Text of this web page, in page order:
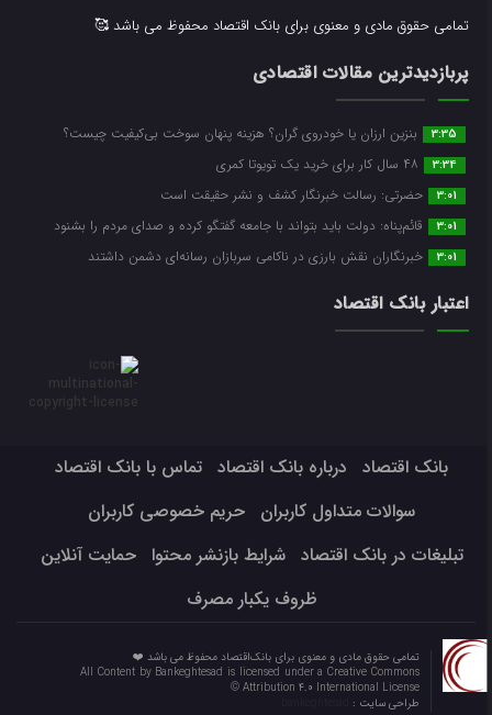
تمامی حقوق مادی و معنوی برای بانک اقتصاد محفوظ می باشد 🥰
پربازدیدترین مقالات اقتصادی
3:35 بنزین ارزان یا خودروی گران؟ هزینه پنهان سوخت بی‌کیفیت چیست؟
3:34 ۴۸ سال کار برای خرید یک تویوتا کمری
3:01 حضرتی: رسالت خبرنگار کشف و نشر حقیقت است
3:01 قائم‌پناه: دولت باید بتواند با جامعه گفتگو کرده و صدای مردم را بشنود
3:01 خبرنگاران نقش بارزی در ناکامی سربازان رسانه‌ای دشمن داشتند
اعتبار بانک اقتصاد
بانک اقتصاد درباره بانک اقتصاد
تماس با بانک اقتصاد
سوالات متداول کاربران
حریم خصوصی کاربران
تبلیغات در بانک اقتصاد
شرایط بازنشر محتوا
حمایت آنلاین
ظروف یکبار مصرف
تمامی حقوق مادی و معنوی برای بانک‌اقتصاد محفوظ می باشد ❤️
All Content by Bankeghtesad is licensed under a Creative Commons
Attribution 4.0 International License ©️
طراحی سایت :